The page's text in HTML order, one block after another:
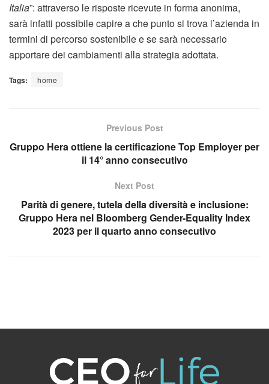
Italia”: attraverso le risposte ricevute in forma anonima,
sarà infatti possibile capire a che punto si trova l’azienda in
termini di percorso sostenibile e se sarà necessario
apportare dei cambiamenti alla strategia adottata.
Tags: home
Previous Post
Gruppo Hera ottiene la certificazione Top Employer per
il 14° anno consecutivo
Next Post
Parità di genere, tutela della diversità e inclusione:
Gruppo Hera nel Bloomberg Gender-Equality Index
2023 per il quarto anno consecutivo